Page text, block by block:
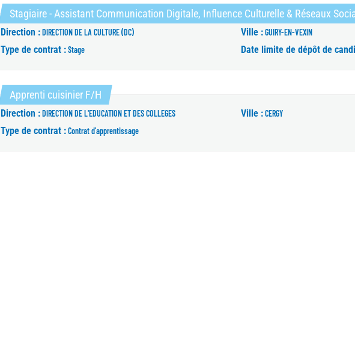
Stagiaire - Assistant Communication Digitale, Influence Culturelle & Réseaux
Direction : DIRECTION DE LA CULTURE (DC) Ville :GUIRY-EN-VEXIN
Type de contrat : Stage Date limite de dépôt de
Apprenti cuisinier F/H(Nouvelle fenêtre)
Direction : DIRECTION DE L'EDUCATION ET DES COLLEGES Ville :CERGY
Type de contrat : Contrat d'apprentissage